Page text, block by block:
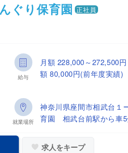
ぐり保育園 正社員
給与
月額 228,000～
額 80,000円(前年度実績)
就業場所
神奈川県座間市相武台
育園 相武台前駅から車5
求人をキープ